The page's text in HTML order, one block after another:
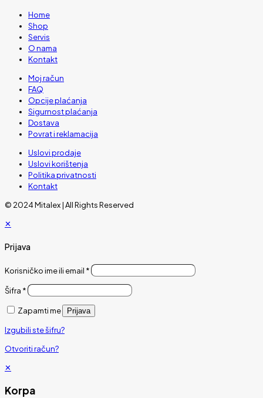
Home
Shop
Servis
O nama
Kontakt
Moj račun
FAQ
Opcije plaćanja
Sigurnost plaćanja
Dostava
Povrat i reklamacija
Uslovi prodaje
Uslovi korištenja
Politika privatnosti
Kontakt
© 2024 Mitalex | All Rights Reserved
✕
Prijava
Korisničko ime ili email *
Šifra *
Zapamti me Prijava
Izgubili ste šifru?
Otvoriti račun?
✕
Korpa